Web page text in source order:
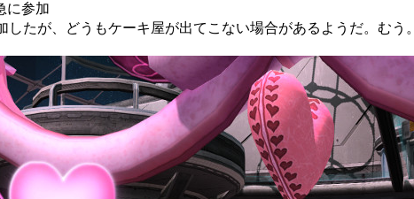
に参加
たが、どうもケーキ屋が出てこない場合があるようだ。むう。